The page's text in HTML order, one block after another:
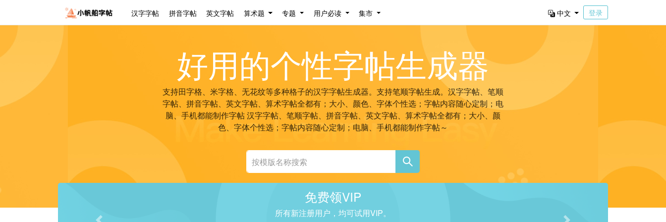
汉字字帖 拼音字帖 英文字帖 算术题 专题 用户必读 集市 中文 登录
好用的个性字帖生成器
支持田字格、米字格、无花纹等多种格子的汉字字帖生成器。支持笔顺字帖生成。汉字字帖、笔顺
字帖、拼音字帖、英文字帖、算术字帖全都有；大小、颜色、字体个性选；字帖内容随心定制；电
脑、手机都能制作字帖汉字字帖、笔顺字帖、拼音字帖、英文字帖、算术字帖全都有；大小、颜
色、字体个性选；字帖内容随心定制；电脑、手机都能制作字帖～
免费领VIP
所有新注册用户，均可试用VIP。